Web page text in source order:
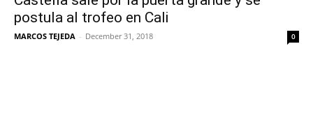
postula al trofeo en Cali
MARCOS TEJEDA - December 31, 2018 0